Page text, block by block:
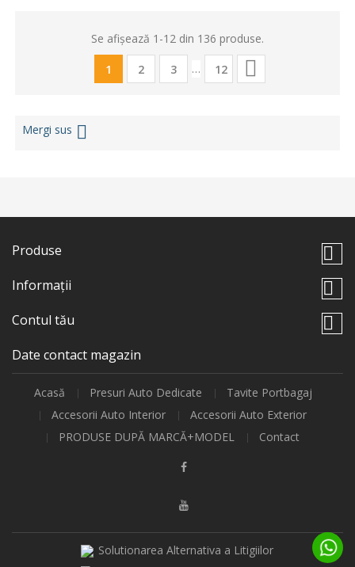
Se afișează 1-12 din 136 produse.
1 2 3 … 12 
Mergi sus 
Produse 
Informații 
Contul tău 
Date contact magazin
Acasă Presuri Auto Dedicate
Tavite Portbagaj
Accesorii Auto Interior
Accesorii Auto Exterior
PRODUSE DUPĂ MARCĂ+MODEL
Contact